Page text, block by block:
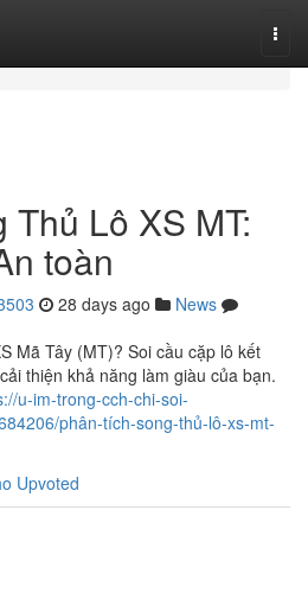
Lô XS MT:
toàn
28 days ago
News
Mã Tây (MT)? Soi cầu cặp lô kết
thiện khả năng làm giàu của bạn.
u-im-trong-cch-chi-soi-
phân-tích-song-thủ-lô-xs-mt-
Upvoted